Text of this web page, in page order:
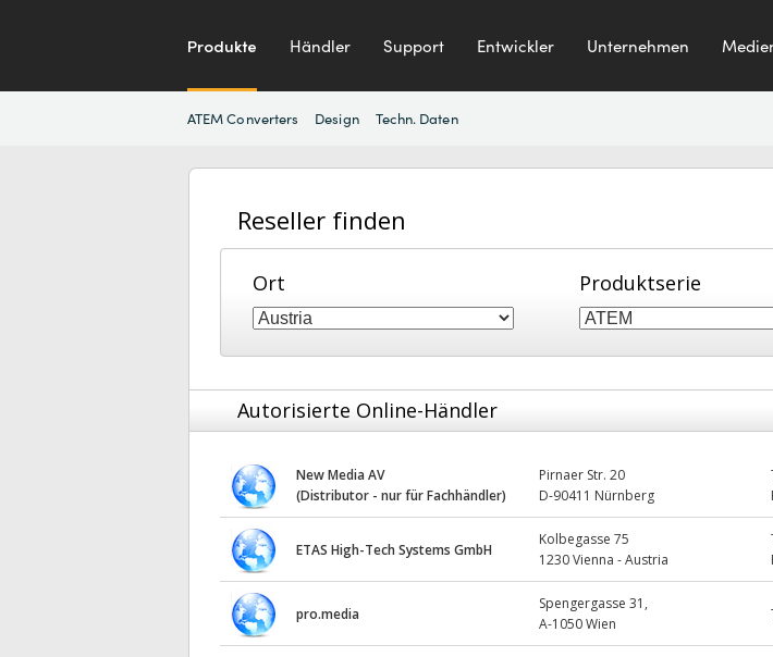
Produkte Händler Support Entwickler Unternehmen
ATEM Converters Design Techn. Daten
Reseller finden
Ort Produktserie
Autorisierte Online-Händler
New Media AV
(Distributor - nur für Fachhändler)
Pirnaer Str. 20
D-90411 Nürnberg
ETAS High-Tech Systems GmbH
Kolbegasse 75
1230 Vienna - Austria
pro.media
Spengergasse 31,
A-1050 Wien